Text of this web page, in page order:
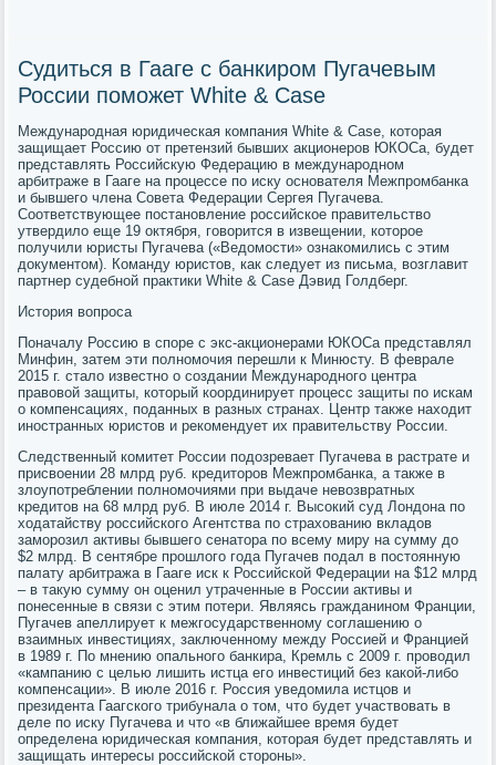
Судиться в Гааге с банкиром Пугачевым
России поможет White & Case
Международная юридическая компания White & Case, которая
защищает Россию от претензий бывших акционеров ЮКОСа, будет
представлять Российскую Федерацию в международном
арбитраже в Гааге на процессе по иску основателя Межпромбанка
и бывшего члена Совета Федерации Сергея Пугачева.
Соответствующее постановление российское правительство
утвердило еще 19 октября, говорится в извещении, которое
получили юристы Пугачева («Ведомости» ознакомились с этим
документом). Команду юристов, как следует из письма, возглавит
партнер судебной практики White & Case Дэвид Голдберг.
История вопроса
Поначалу Россию в споре с экс-акционерами ЮКОСа представлял
Минфин, затем эти полномочия перешли к Минюсту. В феврале
2015 г. стало известно о создании Международного центра
правовой защиты, который координирует процесс защиты по искам
о компенсациях, поданных в разных странах. Центр также находит
иностранных юристов и рекомендует их правительству России.
Следственный комитет России подозревает Пугачева в растрате и
присвоении 28 млрд руб. кредиторов Межпромбанка, а также в
злоупотреблении полномочиями при выдаче невозвратных
кредитов на 68 млрд руб. В июле 2014 г. Высокий суд Лондона по
ходатайству российского Агентства по страхованию вкладов
заморозил активы бывшего сенатора по всему миру на сумму до
$2 млрд. В сентябре прошлого года Пугачев подал в постоянную
палату арбитража в Гааге иск к Российской Федерации на $12 млрд
– в такую сумму он оценил утраченные в России активы и
понесенные в связи с этим потери. Являясь гражданином Франции,
Пугачев апеллирует к межгосударственному соглашению о
взаимных инвестициях, заключенному между Россией и Францией
в 1989 г. По мнению опального банкира, Кремль с 2009 г. проводил
«кампанию с целью лишить истца его инвестиций без какой-либо
компенсации». В июле 2016 г. Россия уведомила истцов и
президента Гаагского трибунала о том, что будет участвовать в
деле по иску Пугачева и что «в ближайшее время будет
определена юридическая компания, которая будет представлять и
защищать интересы российской стороны».